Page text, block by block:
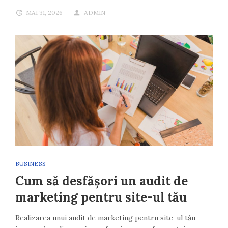
MAI 31, 2026 ADMIN
BUSINESS
Cum să desfășori un audit de
marketing pentru site-ul tău
Realizarea unui audit de marketing pentru site-ul tău